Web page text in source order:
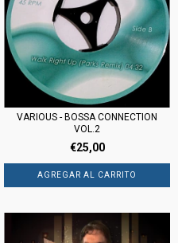
VARIOUS - BOSSA CONNECTION
VOL.2
€25,00